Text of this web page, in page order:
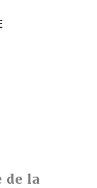
de la